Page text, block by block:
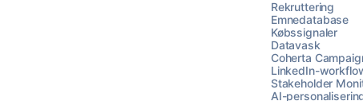
Rekruttering
Emnedatabase
Købssignaler
Datavask
Coherta
LinkedIn-
Stakeholder
AI-